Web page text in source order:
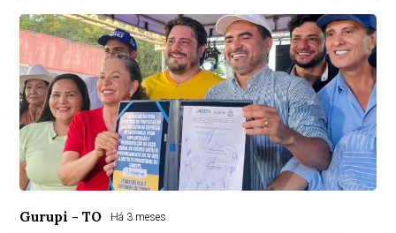
Gurupi - TO Há 3 meses